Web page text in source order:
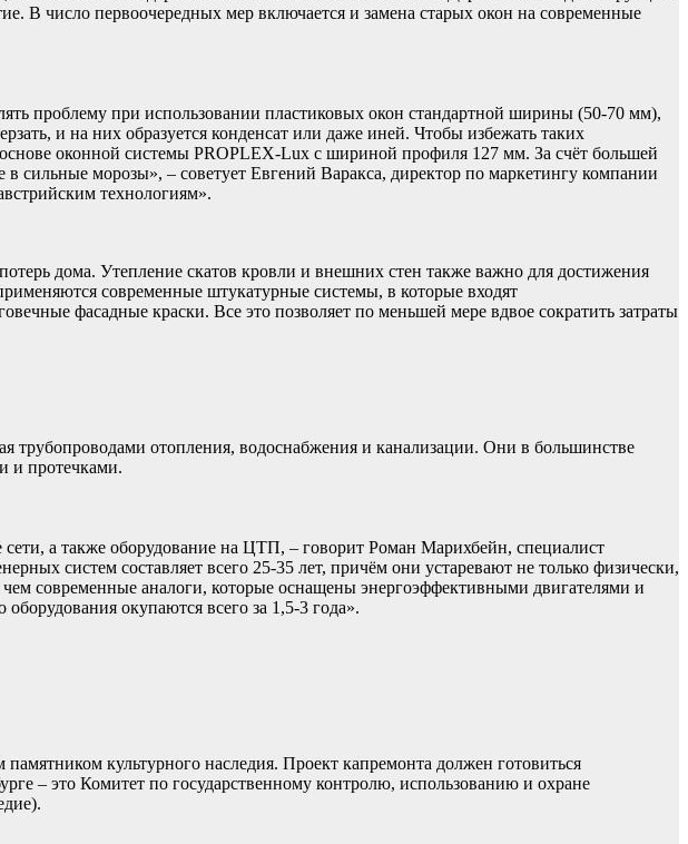
В число первоочередных мер включается и замена старых окон на современные
проблему при использовании пластиковых окон стандартной ширины (50-70 мм),
и на них образуется конденсат или даже иней. Чтобы избежать таких
оконной системы PROPLEX-Lux с шириной профиля 127 мм. За счёт большей
сильные морозы», – советует Евгений Варакса, директор по маркетингу компании
технологиям».
дома. Утепление скатов кровли и внешних стен также важно для достижения
современные штукатурные системы, в которые входят
фасадные краски. Все это позволяет по меньшей мере вдвое сократить затраты
трубопроводами отопления, водоснабжения и канализации. Они в большинстве
и протечками.
а также оборудование на ЦТП, – говорит Роман Марихбейн, специалист
систем составляет всего 25-35 лет, причём они устаревают не только физически,
современные аналоги, которые оснащены энергоэффективными двигателями и
окупаются всего за 1,5-3 года».
культурного наследия. Проект капремонта должен готовиться
– это Комитет по государственному контролю, использованию и охране